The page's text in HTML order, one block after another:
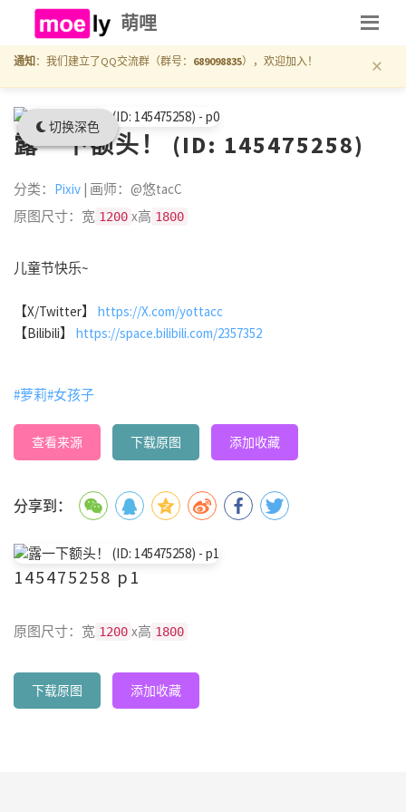
切换深色
萌哩
通知 ：我们建立了QQ交流群（群号： 689098835），欢迎加入！ ×
露一下额头！ (ID: 145475258)
分类： Pixiv | 画师：@悠tacC
原图尺寸：宽 1200 x高 1800
儿童节快乐~
【X/Twitter】
https://X.com/yottacc
【Bilibili】
https://space.bilibili.com/2357352
#萝莉#女孩子
查看来源 下载原图 添加收藏
分享到：
145475258 p1
原图尺寸：宽 1200 x高 1800
下载原图 添加收藏